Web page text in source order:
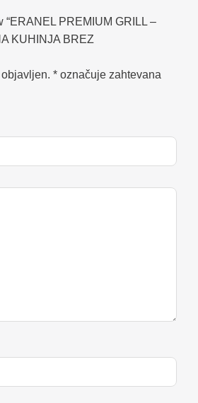
“ERANEL PREMIUM GRILL –
KUHINJA BREZ
* označuje zahtevana